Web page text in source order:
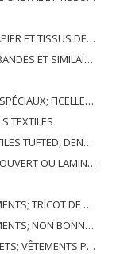
DE FILS DE PAPIER
TEXTILES SYNTHETIQUES
CÂBLES ET ARTICLES ASSOCIÉS
TEXTILES
GARNITURES, BRODERIES
TYPE ADAPTÉ À L'USAGE INDUSTRIEL
DE BONNETERIE
NON BONNETERIE
TEXTILES USÉS; RAGS